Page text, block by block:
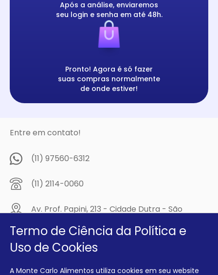
Após a análise, enviaremos
seu login e senha em até 48h.
Pronto! Agora é só fazer
suas compras normalmente
de onde estiver!
Entre em contato!
(11) 97560-6312
(11) 2114-0060
Av. Prof. Papini, 213 - Cidade Dutra - São
Compre na
MCA Virtual!
Termo de Ciência da Política e
Uso de Cookies
A Monte Carlo Alimentos utiliza cookies em seu website